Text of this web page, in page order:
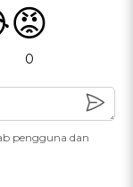
😡
0
pengguna dan